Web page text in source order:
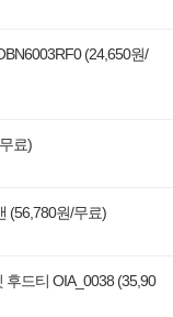
(24,650원/
료)
(56,780원/무료)
드티 OIA_0038 (35,90